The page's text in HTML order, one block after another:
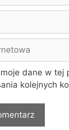
dane w tej
kolejnych